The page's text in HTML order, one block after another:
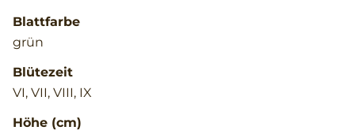
Blattfarbe
grün
Blütezeit
VI, VII, VIII, IX
Höhe (cm)